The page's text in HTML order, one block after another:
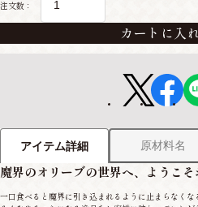
注文数：
カートに入
アイテム詳細 原材料名
魔界のオリーブの世界へ、ようこそ
一口食べると魔界に引き込まれるように止まらなくな